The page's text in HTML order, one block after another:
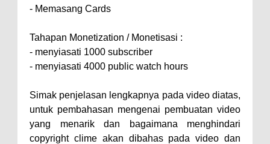
- Memasang Cards
Tahapan Monetization / Monetisasi :
- menyiasati 1000 subscriber
- menyiasati 4000 public watch hours
Simak penjelasan lengkapnya pada video diatas,
untuk pembahasan mengenai pembuatan video
yang menarik dan bagaimana menghindari
copyright clime akan dibahas pada video dan